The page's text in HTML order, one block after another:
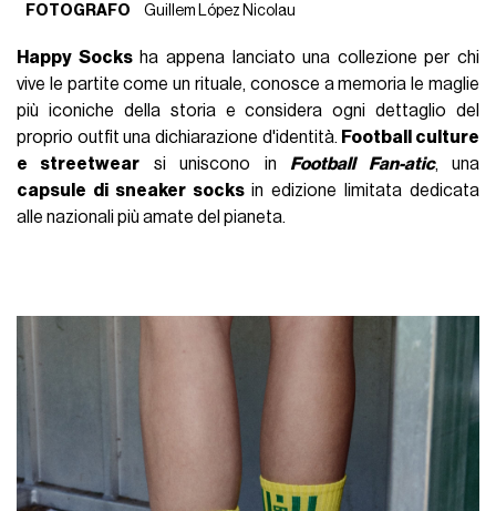
FOTOGRAFO
Guillem López Nicolau
Happy Socksha appena lanciato una collezione per chi
vive le partite come un rituale, conosce a memoria le maglie
più iconiche della storia e considera ogni dettaglio del
proprio outfit una dichiarazione d'identità. Football culture
e streetwear si uniscono in Football Fan-atic, una
capsule di sneaker socksin edizione limitata dedicata
alle nazionali più amate del pianeta.